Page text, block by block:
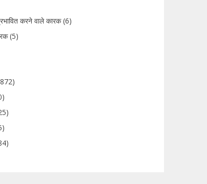
करने वाले कारक (6)
(5)